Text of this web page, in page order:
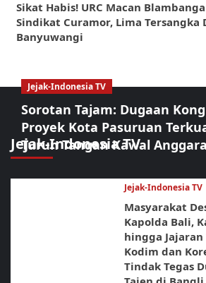
Sikat Habis! URC Macan
Sindikat Curamor, Lima Tersangka
Banyuwangi
Jejak-Indonesia TV
Jejak-Indonesia TV
Sorotan Tajam: Dugaan
Proyek Kota Pasuruan
Turun Tangan Kawal
Jejak-Indonesia TV
Masyarakat
Kapolda Bali,
hingga
Kodim dan
Tindak Tegas